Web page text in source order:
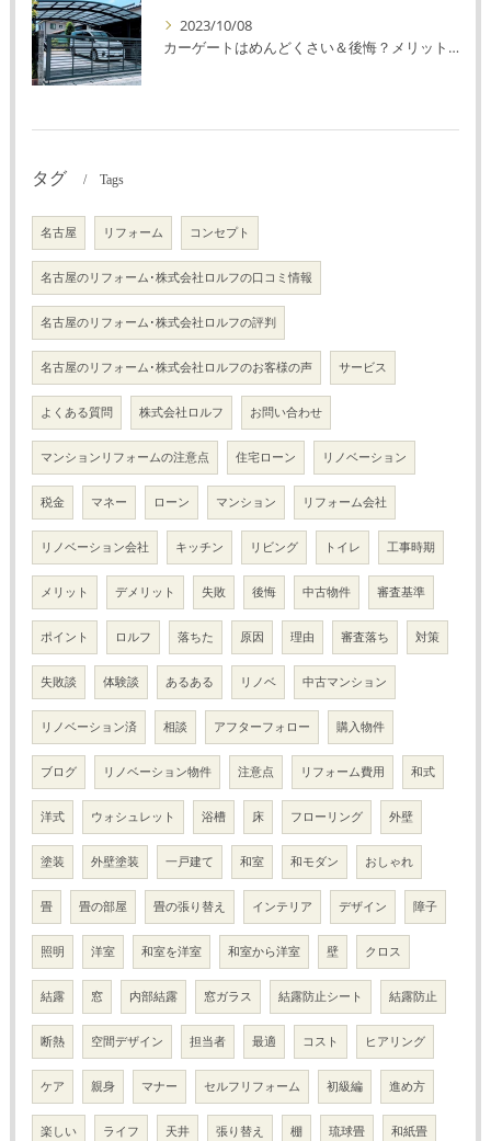
2023/10/08
カーゲートはめんどくさい＆後悔？メリット・デメリットを解説！
タグ Tags
名古屋 リフォーム コンセプト
名古屋のリフォーム･株式会社ロルフの口コミ情報
名古屋のリフォーム･株式会社ロルフの評判
名古屋のリフォーム･株式会社ロルフのお客様の声 サービス
よくある質問 株式会社ロルフ お問い合わせ
マンションリフォームの注意点 住宅ローン リノベーション
税金 マネー ローン マンション リフォーム会社
リノベーション会社 キッチン リビング トイレ 工事時期
メリット デメリット 失敗 後悔 中古物件 審査基準
ポイント ロルフ 落ちた 原因 理由 審査落ち 対策
失敗談 体験談 あるある リノベ 中古マンション
リノベーション済 相談 アフターフォロー 購入物件
ブログ リノベーション物件 注意点 リフォーム費用 和式
洋式 ウォシュレット 浴槽 床 フローリング 外壁
塗装 外壁塗装 一戸建て 和室 和モダン おしゃれ
畳 畳の部屋 畳の張り替え インテリア デザイン 障子
照明 洋室 和室を洋室 和室から洋室 壁 クロス
結露 窓 内部結露 窓ガラス 結露防止シート 結露防止
断熱 空間デザイン 担当者 最適 コスト ヒアリング
ケア 親身 マナー セルフリフォーム 初級編 進め方
楽しい ライフ 天井 張り替え 棚 琉球畳 和紙畳